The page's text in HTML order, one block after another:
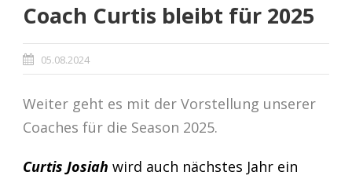
Coach Curtis bleibt für 2025
05.08.2024
Weiter geht es mit der Vorstellung unserer
Coaches für die Season 2025.
Curtis Josiah wird auch nächstes Jahr ein